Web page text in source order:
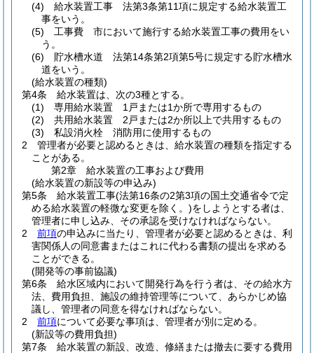
(4)
給水装置工事 法第3条第11項に規定する給水装置工
事をいう。
(5)
工事費 市において施行する給水装置工事の費用をい
う。
(6)
貯水槽水道 法第14条第2項第5号に規定する貯水槽水
道をいう。
(給水装置の種類)
第4条
給水装置は、次の3種とする。
(1)
専用給水装置 1戸または1か所で専用するもの
(2)
共用給水装置 2戸または2か所以上で共用するもの
(3)
私設消火栓 消防用に使用するもの
2
管理者が必要と認めるときは、給水装置の種類を指定する
ことがある。
第2章
給水装置の工事および費用
(給水装置の新設等の申込み)
第5条
給水装置工事(法第16条の2第3項の国土交通省令で定
める給水装置の軽微な変更を除く。)をしようとする者は、
管理者に申し込み、その承認を受けなければならない。
2
前項の申込みに当たり、管理者が必要と認めるときは、利
害関係人の同意書またはこれに代わる書類の提出を求める
ことができる。
(開発等の事前協議)
第6条
給水区域内において開発行為を行う者は、その給水方
法、費用負担、施設の維持管理等について、あらかじめ協
議し、管理者の同意を得なければならない。
2
前項について必要な事項は、管理者が別に定める。
(新設等の費用負担)
第7条
給水装置の新設、改造、修繕または撤去に要する費用